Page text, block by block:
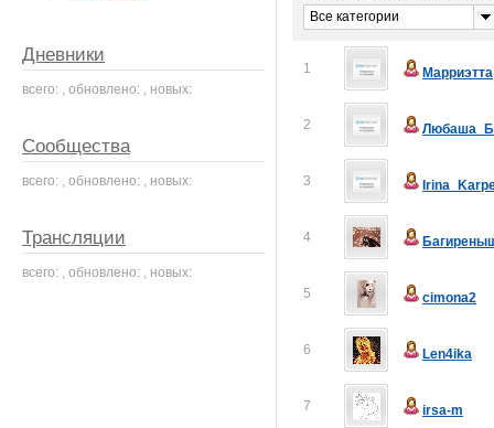
Все категории
1 Марриэтта
2
3
4
5 cimona2
6 Len4ika
7 irsa-m
Дневники
всего: , обновлено: , новых:
Сообщества
всего: , обновлено: , новых:
Трансляции
всего: , обновлено: , новых: